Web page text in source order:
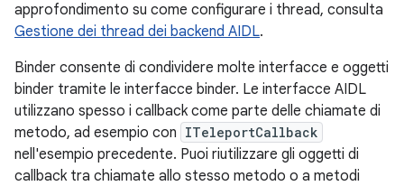
approfondimento su come configurare i thread, consulta
Gestione dei thread dei backend AIDL.
Binder consente di condividere molte interfacce e oggetti
binder tramite le interfacce binder. Le interfacce AIDL
utilizzano spesso i callback come parte delle chiamate di
metodo, ad esempio con ITeleportCallback
nell'esempio precedente. Puoi riutilizzare gli oggetti di
callback tra chiamate allo stesso metodo o a metodi